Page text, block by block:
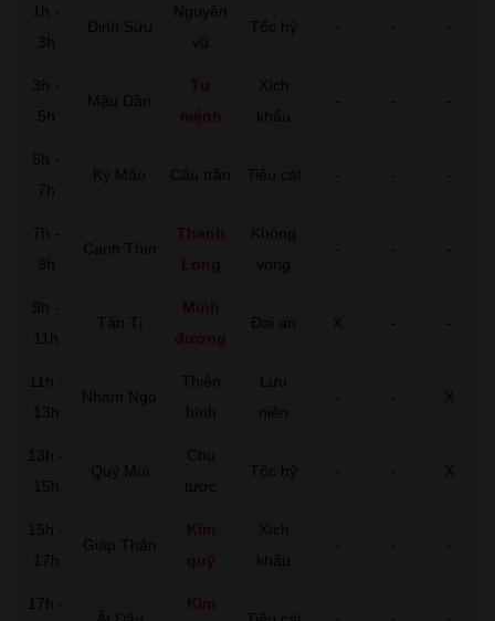
1h -
3h
Đinh Sửu
Nguyên
vũ
Tốc hỷ - - -
3h -
5h
Mậu Dần
Tư
mệnh
Xích
khẩu
- - -
5h -
7h
Kỷ Mão Câu trần Tiểu cát - - -
7h -
9h
Canh Thìn
Thanh
Long
Không
vong
- - -
9h -
11h
Tân Tị
Minh
đường
Đại an X - -
11h -
13h
Nhâm Ngọ
Thiên
hình
Lưu
niên
- - X
13h -
15h
Quý Mùi
Chu
tước
Tốc hỷ - - X
15h -
17h
Giáp Thân
Kim
quỹ
Xích
khẩu
- - -
17h -
Kim